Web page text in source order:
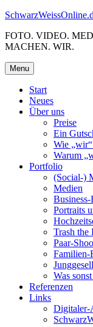
Skip
content
FOTO. VIDEO.
MACHEN. WIR.
Menu
Start
Neues
Über uns
Preise
Ein
Wie
Warum
Portfolio
(Social-)
Medien
Business-
Portraits
Trash the
Paar-
Familien-
Was
Referenzen
Links
Digitaler-